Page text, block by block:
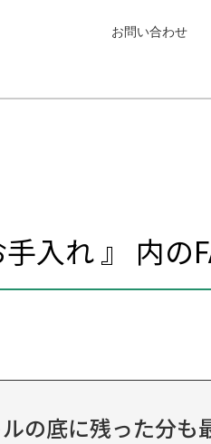
お問い合わせ
入れ 』 内の
の底に残った分も